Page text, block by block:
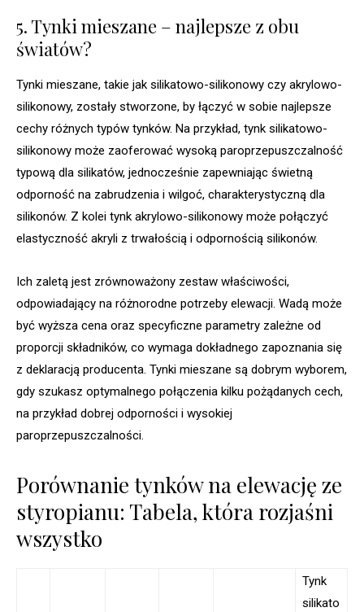
5. Tynki mieszane – najlepsze z obu
światów?
Tynki mieszane, takie jak silikatowo-silikonowy czy akrylowo-
silikonowy, zostały stworzone, by łączyć w sobie najlepsze
cechy różnych typów tynków. Na przykład, tynk silikatowo-
silikonowy może zaoferować wysoką paroprzepuszczalność
typową dla silikatów, jednocześnie zapewniając świetną
odporność na zabrudzenia i wilgoć, charakterystyczną dla
silikonów. Z kolei tynk akrylowo-silikonowy może połączyć
elastyczność akryli z trwałością i odpornością silikonów.
Ich zaletą jest zrównoważony zestaw właściwości,
odpowiadający na różnorodne potrzeby elewacji. Wadą może
być wyższa cena oraz specyficzne parametry zależne od
proporcji składników, co wymaga dokładnego zapoznania się
z deklaracją producenta. Tynki mieszane są dobrym wyborem,
gdy szukasz optymalnego połączenia kilku pożądanych cech,
na przykład dobrej odporności i wysokiej
paroprzepuszczalności.
Porównanie tynków na elewację ze
styropianu: Tabela, która rozjaśni
wszystko
Tynk
silikato